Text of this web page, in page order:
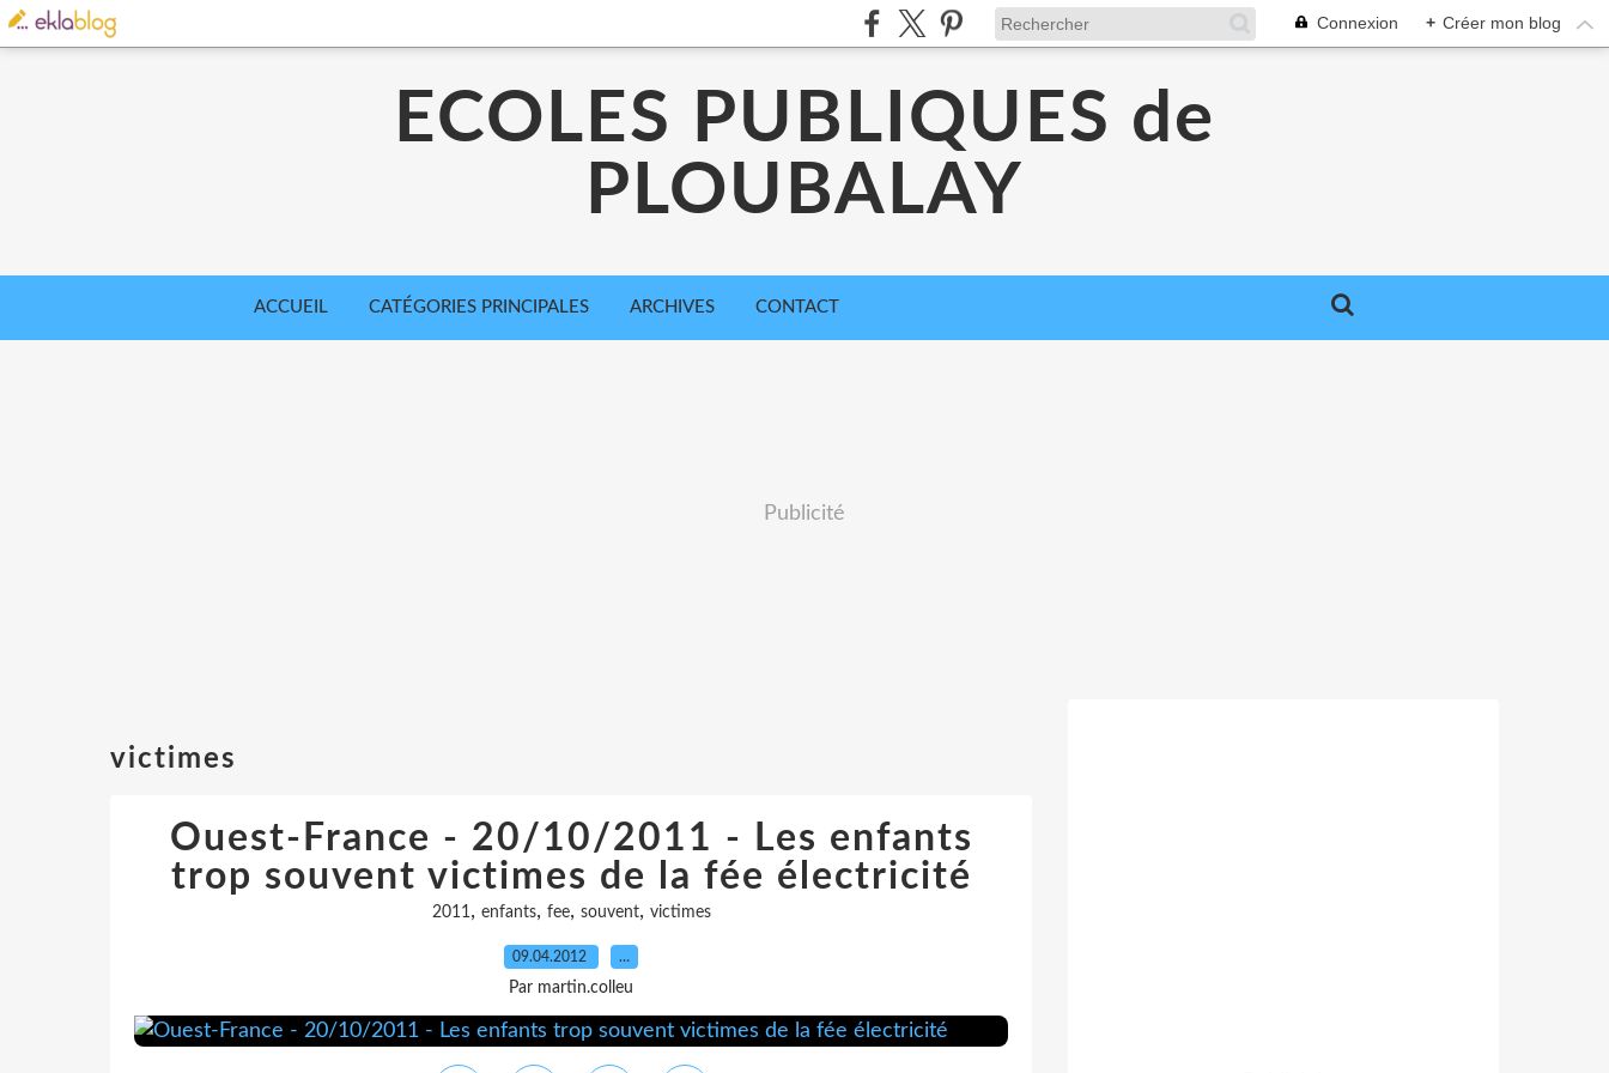
Connexion + Créer mon blog
ECOLES PUBLIQUES de
PLOUBALAY
ACCUEIL CATÉGORIES PRINCIPALES ARCHIVES CONTACT
Publicité
victimes
Ouest-France - 20/10/2011 - Les enfants
trop souvent victimes de la fée électricité
2011, enfants, fee, souvent, victimes
09.04.2012 …
Par martin.colleu